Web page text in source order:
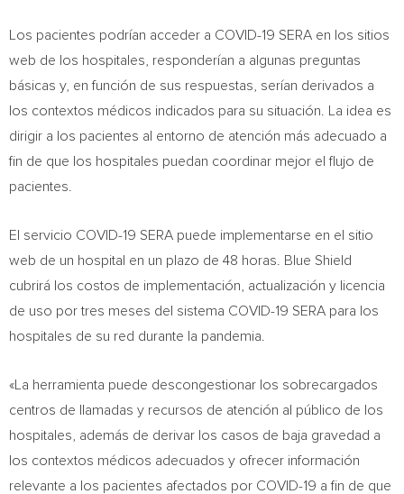
Los pacientes podrían acceder a COVID-19 SERA en los sitios
web de los hospitales, responderían a algunas preguntas
básicas y, en función de sus respuestas, serían derivados a
los contextos médicos indicados para su situación. La idea es
dirigir a los pacientes al entorno de atención más adecuado a
fin de que los hospitales puedan coordinar mejor el flujo de
pacientes.
El servicio COVID-19 SERA puede implementarse en el sitio
web de un hospital en un plazo de 48 horas. Blue Shield
cubrirá los costos de implementación, actualización y licencia
de uso por tres meses del sistema COVID-19 SERA para los
hospitales de su red durante la pandemia.
«La herramienta puede descongestionar los sobrecargados
centros de llamadas y recursos de atención al público de los
hospitales, además de derivar los casos de baja gravedad a
los contextos médicos adecuados y ofrecer información
relevante a los pacientes afectados por COVID-19 a fin de que